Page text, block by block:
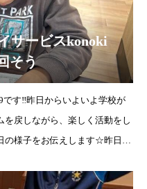
サービスkonoki
そう
です‼︎昨日からいよいよ学校が
を戻しながら、楽しく活動をし
の様子をお伝えします☆昨日の